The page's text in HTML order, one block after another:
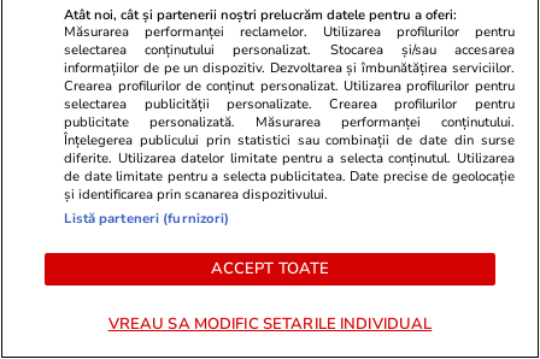
localităților vizate de fenomene
meteo periculoase
Știri România 19:34
Semnalul de alarmă tras de
șeful Armatei: „Situația de
securitate a României va fi în
Atât noi, cât și partenerii noștri prelucrăm datele pentru a oferi:
Măsurarea performanței reclamelor. Utilizarea profilurilor pentru
selectarea conținutului personalizat. Stocarea și/sau accesarea
informațiilor de pe un dispozitiv. Dezvoltarea și îmbunătățirea serviciilor.
Crearea profilurilor de conținut personalizat. Utilizarea profilurilor pentru
selectarea publicității personalizate. Crearea profilurilor pentru
publicitate personalizată. Măsurarea performanței conținutului.
Înțelegerea publicului prin statistici sau combinații de date din surse
diferite. Utilizarea datelor limitate pentru a selecta conținutul. Utilizarea
de date limitate pentru a selecta publicitatea. Date precise de geolocație
și identificarea prin scanarea dispozitivului.
Listă parteneri (furnizori)
ACCEPT TOATE
VREAU SA MODIFIC SETARILE INDIVIDUAL